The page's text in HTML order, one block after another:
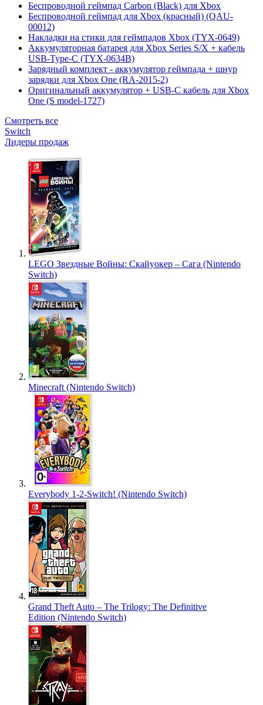
Беспроводной геймпад Carbon (Black) для Xbox
Беспроводной геймпад для Xbox (красный) (QAU-
00012)
Накладки на стики для геймпадов Xbox (TYX-0649)
Аккумуляторная батарея для Xbox Series S/X + кабель
USB-Type-C (TYX-0634B)
Зарядный комплект - аккумулятор геймпада + шнур
зарядки для Xbox One (RA-2015-2)
Оригинальный аккумулятор + USB-C кабель для Xbox
One (S model-1727)
Смотреть все
Switch
Лидеры продаж
LEGO Звездные Войны: Скайуокер – Сага (Nintendo
Switch)
Minecraft (Nintendo Switch)
Everybody 1-2-Switch! (Nintendo Switch)
Grand Theft Auto – The Trilogy: The Definitive
Edition (Nintendo Switch)